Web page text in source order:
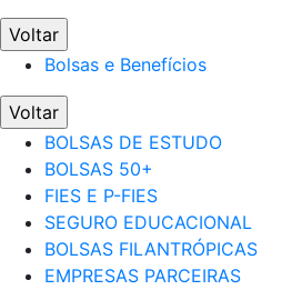
Voltar
Bolsas e Benefícios
Voltar
BOLSAS DE ESTUDO
BOLSAS 50+
FIES E P-FIES
SEGURO EDUCACIONAL
BOLSAS FILANTRÓPICAS
EMPRESAS PARCEIRAS